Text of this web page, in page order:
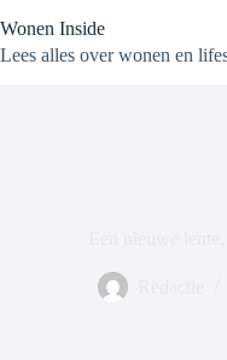
naar
de
Wonen Inside
Lees alles over wonen en